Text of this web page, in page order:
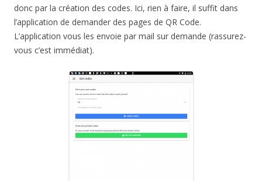
donc par la création des codes. Ici, rien à faire, il suffit dans
l’application de demander des pages de QR Code.
L’application vous les envoie par mail sur demande (rassurez-
vous c’est immédiat).